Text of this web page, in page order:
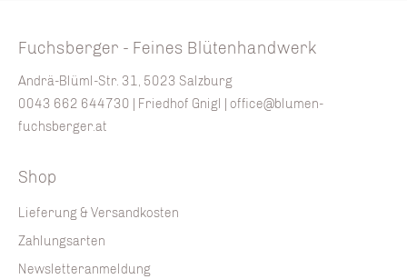
Fuchsberger - Feines Blütenhandwerk
Andrä-Blüml-Str. 31, 5023 Salzburg
0043 662 644730 | Friedhof Gnigl | office@blumen-
fuchsberger.at
Shop
Lieferung & Versandkosten
Zahlungsarten
Newsletteranmeldung